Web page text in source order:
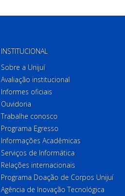
INSTITUCIONAL
Sobre a Unijuí
Avaliação institucional
Informes oficiais
Ouvidoria
Trabalhe conosco
Programa Egresso
Informações Acadêmicas
Serviços de Informática
Relações internacionais
Programa Doação de Corpos Unijuí
Agência de Inovação Tecnológica